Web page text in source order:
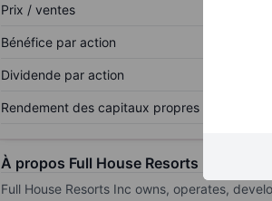
Prix / ventes
Bénéfice par action
Dividende par action
Rendement des capitaux propres
À propos Full House Resorts Inc.
Full House Resorts Inc owns, operates,